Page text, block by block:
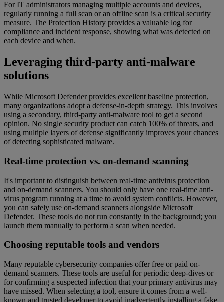
For IT administrators managing multiple accounts and devices,
regularly running a full scan or an offline scan is a critical security
measure. The Protection History provides a valuable log for
compliance and incident response, showing what was detected on
each device and when.
Leveraging third-party anti-malware
solutions
While Microsoft Defender provides excellent baseline protection,
many organizations adopt a defense-in-depth strategy. This involves
using a secondary, third-party anti-malware tool to get a second
opinion. No single security product can catch 100% of threats, and
using multiple layers of defense significantly improves your chances
of detecting sophisticated malware.
Real-time protection vs. on-demand scanning
It's important to distinguish between real-time antivirus protection
and on-demand scanners. You should only have one real-time anti-
virus program running at a time to avoid system conflicts. However,
you can safely use on-demand scanners alongside Microsoft
Defender. These tools do not run constantly in the background; you
launch them manually to perform a scan when needed.
Choosing reputable tools and vendors
Many reputable cybersecurity companies offer free or paid on-
demand scanners. These tools are useful for periodic deep-dives or
for confirming a suspected infection that your primary antivirus may
have missed. When selecting a tool, ensure it comes from a well-